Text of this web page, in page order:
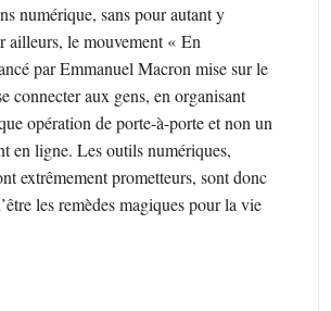
numérique, sans pour autant y
le mouvement « En
par Emmanuel Macron mise sur le
connecter aux gens, en organisant
opération de porte-à-porte et non un
en ligne. Les outils numériques,
extrêmement prometteurs, sont donc
les remèdes magiques pour la vie